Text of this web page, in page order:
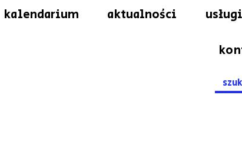
kalendarium aktualności
for: